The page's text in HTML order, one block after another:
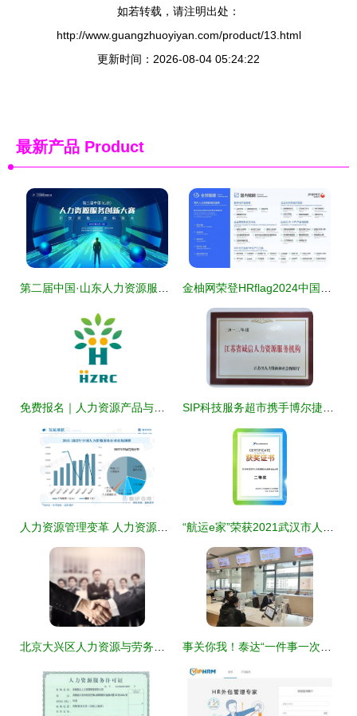
如若转载，请注明出处：
http://www.guangzhuoyiyan.com/product/13.html
更新时间：2026-08-04 05:24:22
最新产品 Product